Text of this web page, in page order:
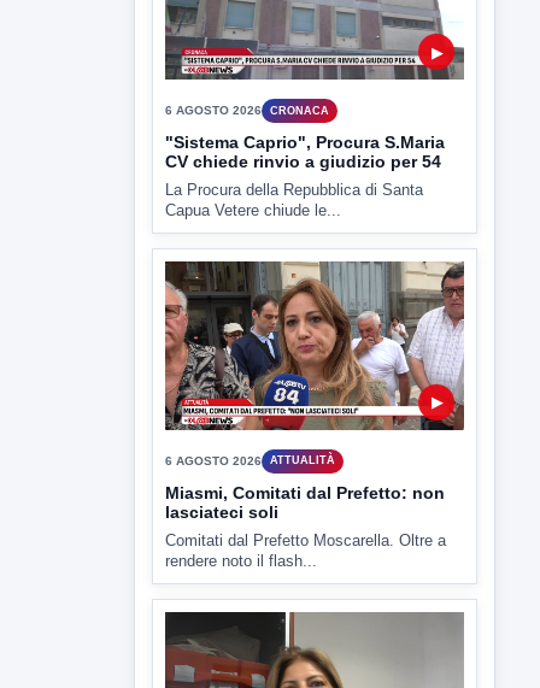
▶
6 AGOSTO 2026 CRONACA
"Sistema Caprio", Procura S.Maria
CV chiede rinvio a giudizio per 54
La Procura della Repubblica di Santa
Capua Vetere chiude le...
▶
6 AGOSTO 2026 ATTUALITÀ
Miasmi, Comitati dal Prefetto: non
lasciateci soli
Comitati dal Prefetto Moscarella. Oltre a
rendere noto il flash...